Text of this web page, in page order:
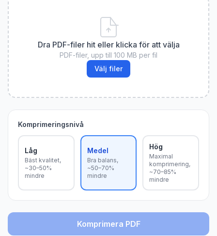
Dra PDF-filer hit eller klicka för att välja
PDF-filer, upp till 100 MB per fil
Välj filer
Komprimeringsnivå
Låg
Bäst kvalitet,
~30–50%
mindre
Medel
Bra balans,
~50–70%
mindre
Hög
Maximal
komprimering,
~70–85%
mindre
Komprimera PDF